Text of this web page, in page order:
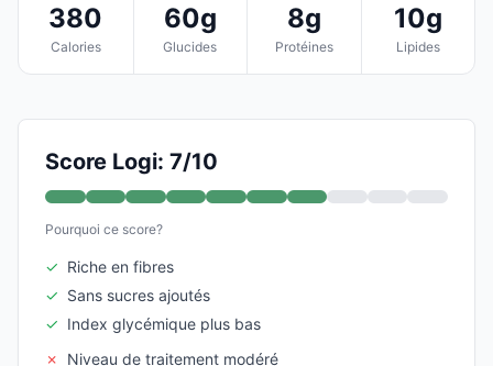
380
Calories
60g
Glucides
8g
Protéines
10g
Lipides
Score Logi: 7/10
Pourquoi ce score?
✓ Riche en fibres
✓ Sans sucres ajoutés
✓ Index glycémique plus bas
✗
Niveau de traitement modéré